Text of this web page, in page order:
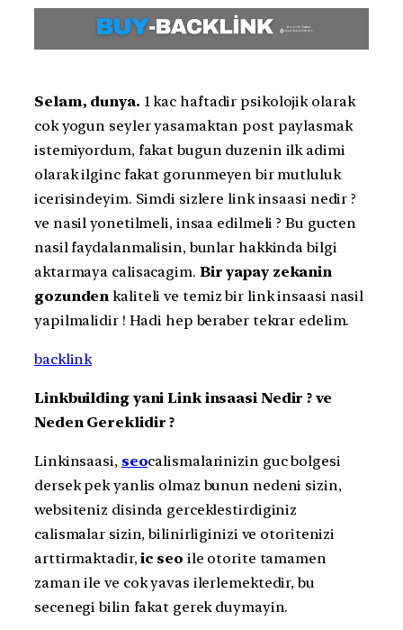
Selam, dunya. 1 kac haftadir psikolojik olarak
cok yogun seyler yasamaktan post paylasmak
istemiyordum, fakat bugun duzenin ilk adimi
olarak ilginc fakat gorunmeyen bir mutluluk
icerisindeyim. Simdi sizlere link insaasi nedir ?
ve nasil yonetilmeli, insaa edilmeli ? Bu gucten
nasil faydalanmalisin, bunlar hakkinda bilgi
aktarmaya calisacagim. Bir yapay zekanin
gozunden kaliteli ve temiz bir link insaasi nasil
yapilmalidir ! Hadi hep beraber tekrar edelim.
backlink
Linkbuilding yani Link insaasi Nedir ? ve
Neden Gereklidir ?
Linkinsaasi, seocalismalarinizin guc bolgesi
dersek pek yanlis olmaz bunun nedeni sizin,
websiteniz disinda gerceklestirdiginiz
calismalar sizin, bilinirliginizi ve otoritenizi
arttirmaktadir,ic seo ile otorite tamamen
zaman ile ve cok yavas ilerlemektedir, bu
secenegi bilin fakat gerek duymayin.